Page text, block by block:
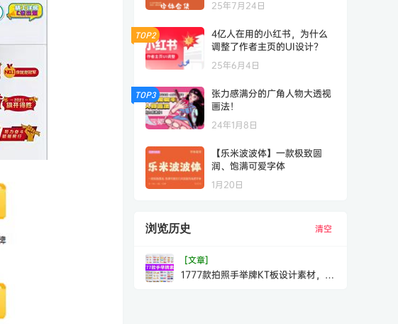
25年7月24日
TOP2
4亿人在用的小红书，为什么
调整了作者主页的UI设计？
25年6月4日
TOP3
张力感满分的广角人物大透视
画法！
24年1月8日
【乐米波波体】一款极致圆
润、饱满可爱字体
1月20日
浏览历史 清空
[文章]
1777款拍照手举牌KT板设计素材，